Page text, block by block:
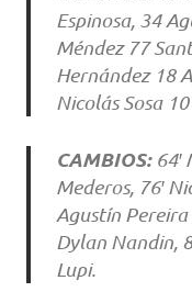
Espinosa, 34
Méndez 77
Hernández 18
Nicolás Sosa
CAMBIOS:
Mederos, 76′
Agustín Pereira
Dylan Nandin,
Lupi.